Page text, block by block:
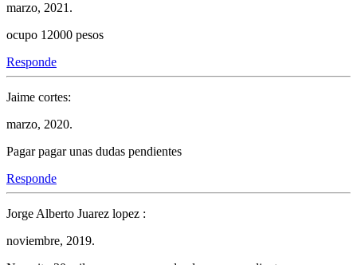
marzo, 2021.
ocupo 12000 pesos
Responde
Jaime cortes:
marzo, 2020.
Pagar pagar unas dudas pendientes
Responde
Jorge Alberto Juarez lopez :
noviembre, 2019.